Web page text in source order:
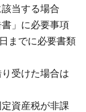
当する場合
」に必要事項
までに必要書類
受けた場合は
資産税が非課